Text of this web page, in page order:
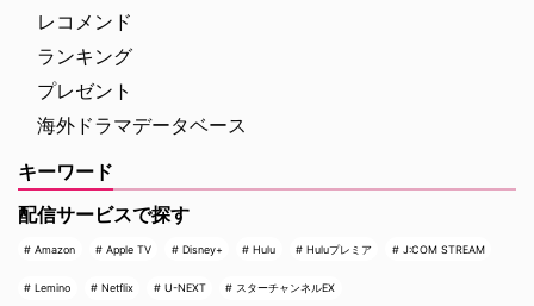
レコメンド
ランキング
プレゼント
海外ドラマデータベース
キーワード
配信サービスで探す
Amazon Apple TV Disney+ Hulu Huluプレミア J:COM STREAM
Lemino Netflix U-NEXT スターチャンネルEX